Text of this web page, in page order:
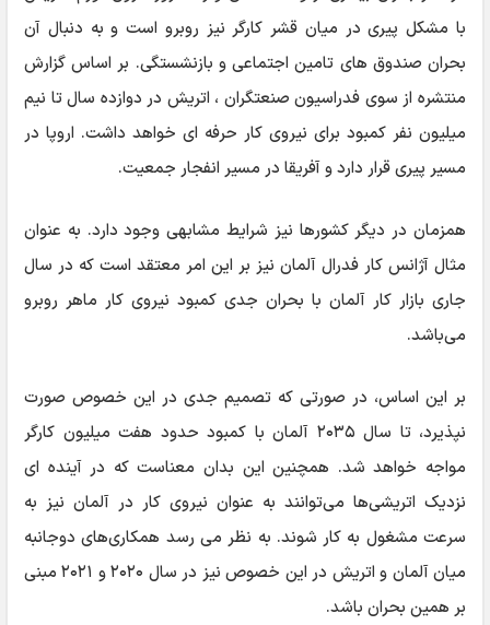
با مشکل پیری در میان قشر کارگر نیز روبرو است و به دنبال آن
بحران صندوق های تامین اجتماعی و بازنشستگی. بر اساس گزارش
منتشره از سوی فدراسیون صنعتگران ، اتریش در دوازده سال تا نیم
میلیون نفر کمبود برای نیروی کار حرفه ای خواهد داشت. اروپا در
مسیر پیری قرار دارد و آفریقا در مسیر انفجار جمعیت.
همزمان در دیگر کشورها نیز شرایط مشابهی وجود دارد. به عنوان
مثال آژانس کار فدرال آلمان نیز بر این امر معتقد است که در سال
جاری بازار کار آلمان با بحران جدی کمبود نیروی کار ماهر روبرو
می‌باشد.
بر این اساس، در صورتی که تصمیم جدی در این خصوص صورت
نپذیرد، تا سال ۲۰۳۵ آلمان با کمبود حدود هفت میلیون کارگر
مواجه خواهد شد. همچنین این بدان معناست که در آینده ای
نزدیک اتریشی‌ها می‌توانند به عنوان نیروی کار در آلمان نیز به
سرعت مشغول به کار شوند. به نظر می رسد همکاری‌های دوجانبه
میان آلمان و اتریش در این خصوص نیز در سال ۲۰۲۰ و ۲۰۲۱ مبنی
بر همین بحران باشد.